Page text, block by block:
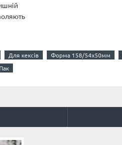
Для кексів Форма 158/54x50мм